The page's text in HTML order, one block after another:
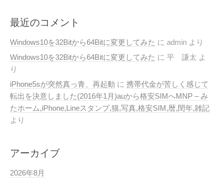
最近のコメント
Windows10を32Bitから64Bitに変更してみた に admin より
Windows10を32Bitから64Bitに変更してみた に 平 謙太 よ
り
iPhone5sが突然真っ青、再起動 に 携帯代金が苦しく感じて
転出を決意しました(2016年1月)auから格安SIMへMNP – み
たホーム,iPhone,Lineスタンプ,猫,写真,格安SIM,暦,閏年,雑記
より
アーカイブ
2026年8月